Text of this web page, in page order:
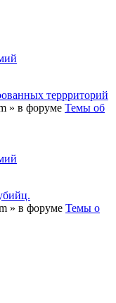
террриторий
» в форуме Темы об
» в форуме Темы о